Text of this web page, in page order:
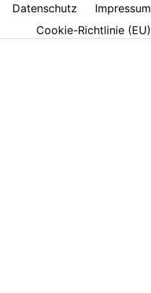
Datenschutz
Impressum
Cookie-Richtlinie (EU)